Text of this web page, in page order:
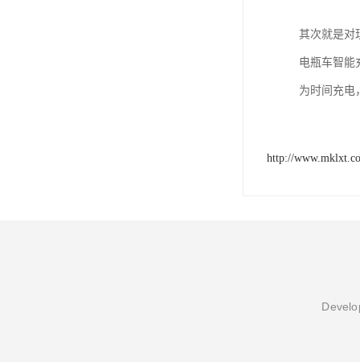
其次就是对
电瓶车智能
为时间充电
http://